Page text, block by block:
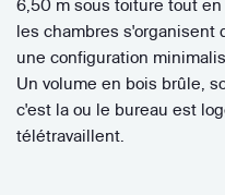
6,50 m sous toiture tout en
les chambres s'organisent
une configuration
Un volume en bois brûle,
c'est la ou le bureau est
télétravaillent.